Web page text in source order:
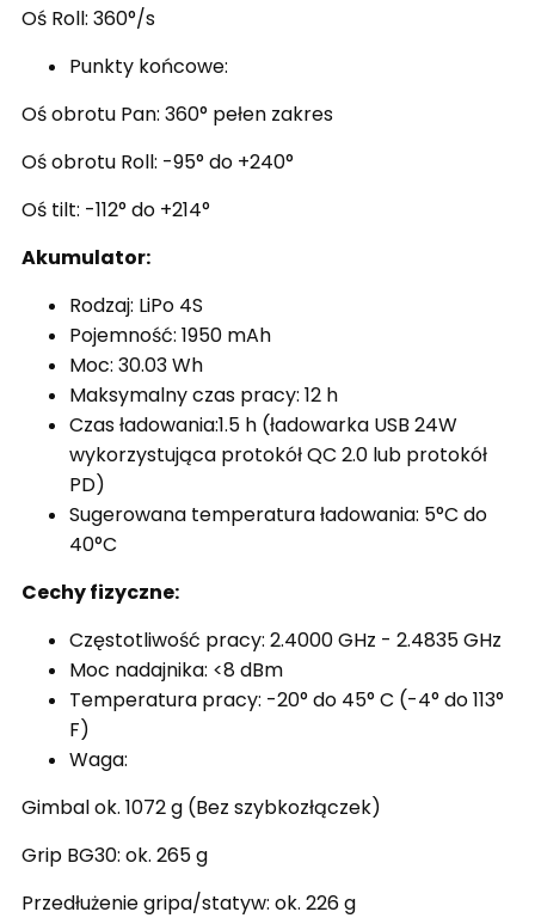
Oś Roll: 360°/s
Punkty końcowe:
Oś obrotu Pan: 360° pełen zakres
Oś obrotu Roll: -95° do +240°
Oś tilt: -112° do +214°
Akumulator:
Rodzaj: LiPo 4S
Pojemność: 1950 mAh
Moc: 30.03 Wh
Maksymalny czas pracy: 12 h
Czas ładowania:1.5 h (ładowarka USB 24W
wykorzystująca protokół QC 2.0 lub protokół
PD)
Sugerowana temperatura ładowania: 5°C do
40°C
Cechy fizyczne:
Częstotliwość pracy: 2.4000 GHz - 2.4835 GHz
Moc nadajnika: <8 dBm
Temperatura pracy: -20° do 45° C (-4° do 113°
F)
Waga:
Gimbal ok. 1072 g (Bez szybkozłączek)
Grip BG30: ok. 265 g
Przedłużenie gripa/statyw: ok. 226 g